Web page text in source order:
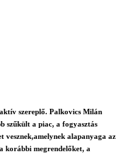
szereplő. Palkovics Milán
szűkült a piac, a fogyasztás
vesznek,amelynek alapanyaga az
korábbi megrendelőket, a